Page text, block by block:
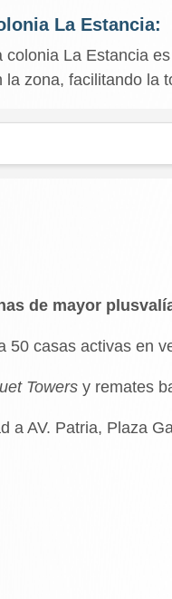
La Estancia:
La Estancia
zona, facilitando
de mayor
50 casas activas en
Towers y remates
a AV. Patria, Plaza